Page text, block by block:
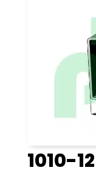
1010-12